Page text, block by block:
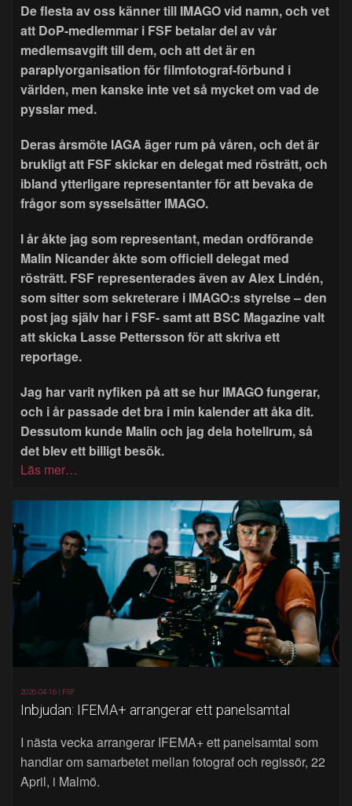
De flesta av oss känner till IMAGO vid namn, och vet
att DoP-medlemmar i FSF betalar del av vår
medlemsavgift till dem, och att det är en
paraplyorganisation för filmfotograf-förbund i
världen, men kanske inte vet så mycket om vad de
pysslar med.
Deras årsmöte IAGA äger rum på våren, och det är
brukligt att FSF skickar en delegat med rösträtt, och
ibland ytterligare representanter för att bevaka de
frågor som sysselsätter IMAGO.
I år åkte jag som representant, medan ordförande
Malin Nicander åkte som officiell delegat med
rösträtt. FSF representerades även av Alex Lindén,
som sitter som sekreterare i IMAGO:s styrelse – den
post jag själv har i FSF- samt att BSC Magazine valt
att skicka Lasse Pettersson för att skriva ett
reportage.
Jag har varit nyfiken på att se hur IMAGO fungerar,
och i år passade det bra i min kalender att åka dit.
Dessutom kunde Malin och jag dela hotellrum, så
det blev ett billigt besök.
Läs mer…
2026-04-16 | FSF
Inbjudan: IFEMA+ arrangerar ett panelsamtal
I nästa vecka arrangerar IFEMA+ ett panelsamtal som
handlar om samarbetet mellan fotograf och regissör, 22
April, i Malmö.